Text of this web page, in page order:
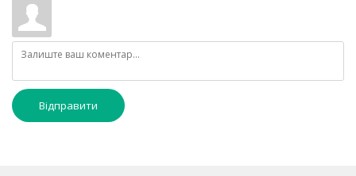
Відправити